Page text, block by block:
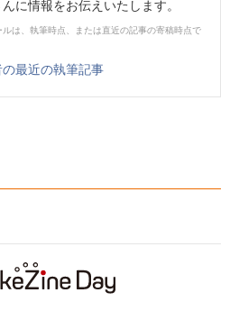
に情報をお伝えいたします。
は、執筆時点、または直近の記事の寄稿時点で
最近の執筆記事